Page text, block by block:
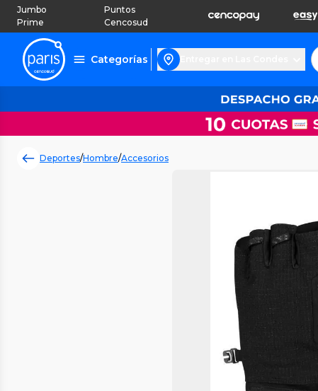
Jumbo
Prime
Puntos
Cencosud
Categorías
Deportes/Hombre/Accesorios